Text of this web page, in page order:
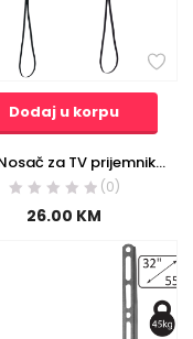
Dodaj u korpu
home Nosač za TV prijemnike 23″- 42″, 30 kg, 1D – LCDH 07
(0)
26.00 KM